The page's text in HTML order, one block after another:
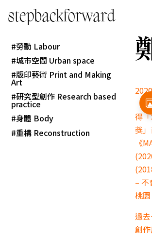
stepbackforward
勞動 Labour
城市空間 Urban space
版印藝術 Print and Making
Art
研究型創作 Research based
practice
身體 Body
重構 Reconstruction
（
得
獎
《
– 不
桃
過
創